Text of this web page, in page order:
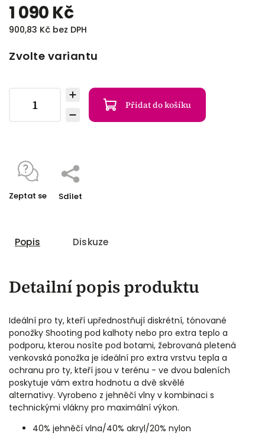
1 090 Kč
900,83 Kč bez DPH
Zvolte variantu
Přidat do košíku
Zeptat se Sdílet
Popis Diskuze
Detailní popis produktu
Ideální pro ty, kteří upřednostňují diskrétní, tónované
ponožky Shooting pod kalhoty nebo pro extra teplo a
podporu, kterou nosíte pod botami, žebrovaná pletená
venkovská ponožka je ideální pro extra vrstvu tepla a
ochranu pro ty, kteří jsou v terénu - ve dvou baleních
poskytuje vám extra hodnotu a dvě skvělé
alternativy. Vyrobeno z jehněčí vlny v kombinaci s
technickými vlákny pro maximální výkon.
40% jehněčí vlna/40% akryl/20% nylon